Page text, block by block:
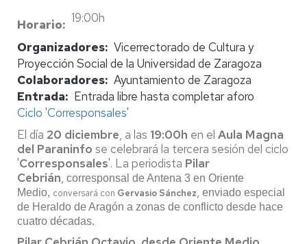
Horario
19:00h
Organizadores Vicerrectorado de Cultura y
Proyección Social de la Universidad de Zaragoza
Colaboradores Ayuntamiento de Zaragoza
Entrada
Entrada libre hasta completar aforo
Ciclo 'Corresponsales'
El día 20 diciembre, a las 19:00h en el Aula Magna
del Paraninfo se celebrará la tercera sesión del ciclo
'Corresponsales'. La periodista Pilar
Cebrián, corresponsal de Antena 3 en Oriente
Medio, conversará con Gervasio Sánchez, enviado especial
de Heraldo de Aragón a zonas de conflicto desde hace
cuatro décadas.